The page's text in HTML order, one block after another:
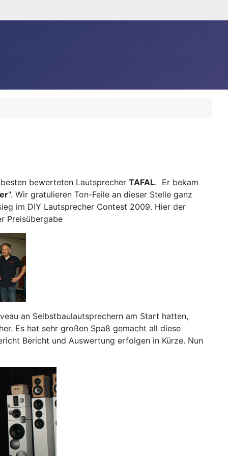
bewerteten Lautsprecher TAFAL. Er bekam
". Wir gratulieren Ton-Feile an dieser Stelle ganz
im DIY Lautsprecher Contest 2009. Hier der
Preisübergabe
an Selbstbaulautsprechern am Start hatten,
Es hat sehr großen Spaß gemacht all diese
Bericht und Auswertung erfolgen in Kürze. Nun